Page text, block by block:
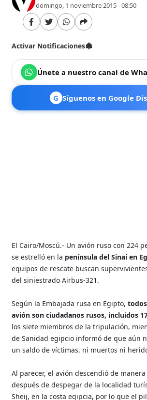
domingo, 1 noviembre 2015 - 08:50
Activar Notificaciones
Únete a nuestro canal de
G Síguenos en Google
El Cairo/Moscú.- Un avión ruso con 224
se estrelló en la península del Sinaí en
equipos de rescate buscan
del siniestrado Airbus-321.
Según la Embajada rusa en Egipto,
avión son ciudadanos rusos, incluidos
los siete miembros de la tripulación,
de Sanidad egipcio informó de que aún
un saldo de víctimas, ni muertos ni
Al parecer, el avión descendió de
después de despegar de la localidad
Sheij, en la costa egipcia, por lo que el